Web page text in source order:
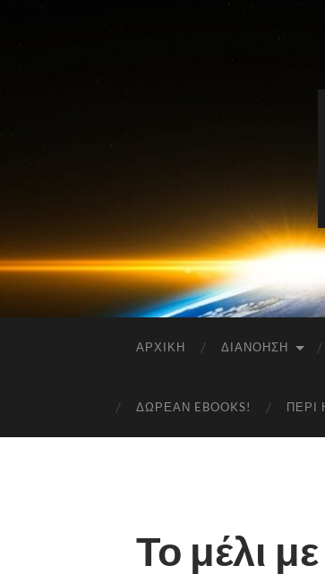
ΑΡΧΙΚΉ ΔΙΑΝΌΗΣΗ
ΔΩΡΕΆΝ EBOOKS! ΠΕΡΊ
Το μέλι